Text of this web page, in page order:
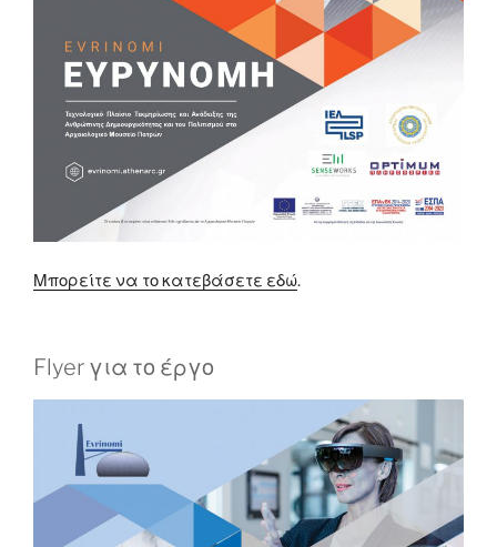
Μπορείτε να το κατεβάσετε εδώ.
Flyer για το έργο